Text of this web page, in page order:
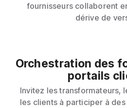
fournisseurs collaborent
dérive de
Orchestration des
portails
Invitez les transformateurs,
les clients à participer à